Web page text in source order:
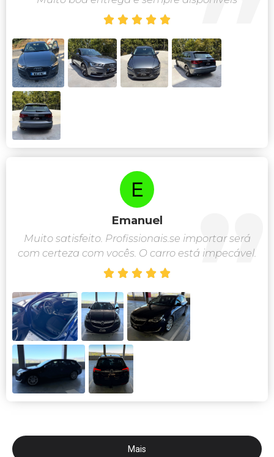
    
Emanuel
Muito satisfeito. Profissionais.se importar será
com certeza com vocês. O carro está impecável.
    
Mais